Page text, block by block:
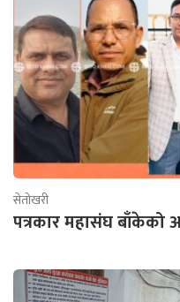
सेतोखरी
पत्रकार महासंघ बाँकेको